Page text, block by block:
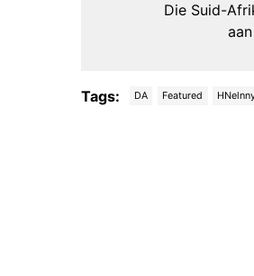
Die Suid-
aan
Tags: DA Featured